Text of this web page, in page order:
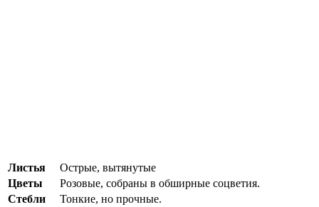
Листья
Острые, вытянутые
Цветы
Розовые, собраны в обширные соцветия.
Стебли
Тонкие, но прочные.